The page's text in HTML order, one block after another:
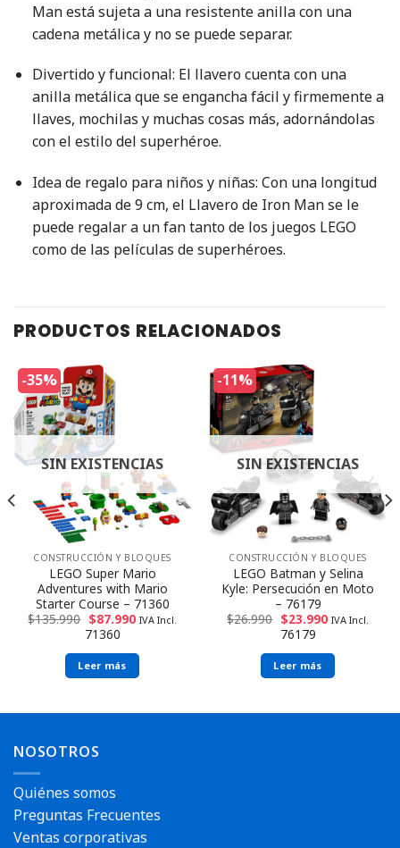
Man está sujeta a una resistente anilla con una
cadena metálica y no se puede separar.
Divertido y funcional: El llavero cuenta con una
anilla metálica que se engancha fácil y firmemente a
llaves, mochilas y muchas cosas más, adornándolas
con el estilo del superhéroe.
Idea de regalo para niños y niñas: Con una longitud
aproximada de 9 cm, el Llavero de Iron Man se le
puede regalar a un fan tanto de los juegos LEGO
como de las películas de superhéroes.
PRODUCTOS RELACIONADOS
-35%
Envío rápido
SIN EXISTENCIAS
CONSTRUCCIÓN Y BLOQUES
LEGO Super Mario
Adventures with Mario
Starter Course – 71360
$135.990 $87.990 IVA Incl.
71360
Leer más
-11%
Envío rápido
SIN EXISTENCIAS
CONSTRUCCIÓN Y BLOQUES
LEGO Batman y Selina
Kyle: Persecución en Moto
– 76179
$26.990 $23.990 IVA Incl.
76179
Leer más
NOSOTROS
Quiénes somos
Preguntas Frecuentes
Ventas corporativas